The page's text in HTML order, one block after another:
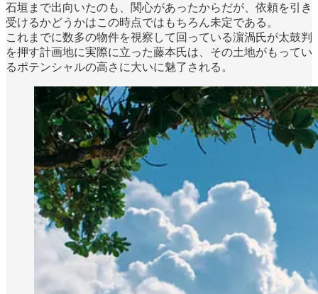
石垣まで出向いたのも、関心があったからだが、依頼を引き
受けるかどうかはこの時点ではもちろん未定である。
これまでに数多の物件を視察して回っている濵渦氏が太鼓判
を押す計画地に実際に立った藤本氏は、その土地がもってい
るポテンシャルの高さに大いに魅了される。